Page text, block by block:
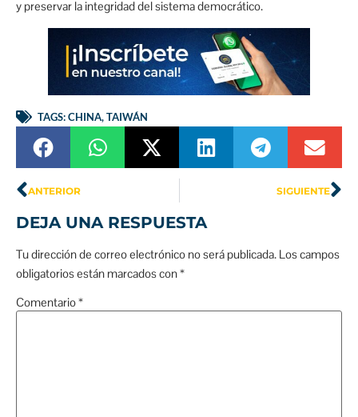
y preservar la integridad del sistema democrático.
TAGS:CHINA,TAIWÁN
ANTERIOR SIGUIENTE
DEJA UNA RESPUESTA
Tu dirección de correo electrónico no será publicada. Los campos
obligatorios están marcados con*
Comentario*